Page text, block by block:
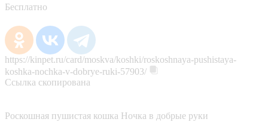
Бесплатно
https://kinpet.ru/card/moskva/koshki/roskoshnaya-pushistaya-
koshka-nochka-v-dobrye-ruki-57903/
Ссылка скопирована
Роскошная пушистая кошка Ночка в добрые руки